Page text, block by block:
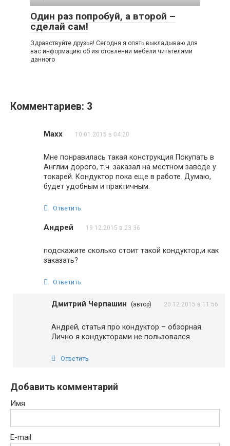
Один раз попробуй, а второй –
сделай сам!
Здравствуйте друзья! Сегодня я опять выкладываю для
вас информацию об изготовлении мебели читателями
данного
Комментариев: 3
Maxx 10.01.2015 в 04:20
Мне понравилась такая конструкция Покупать в
Англии дорого, т.ч. заказал на местном заводе у
токарей. Кондуктор пока еще в работе. Думаю,
будет удобным и практичным.
Ответить
Андрей 19.12.2015 в 23:36
подскажите сколько стоит такой кондуктор,и как
заказать?
Ответить
Дмитрий Черпашин (автор) 20.12.2015 в 11:56
Андрей, статья про кондуктор – обзорная.
Лично я кондукторами не пользовался.
Ответить
Добавить комментарий
Имя
E-mail